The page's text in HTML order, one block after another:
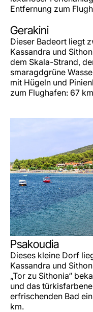
Entfernung zum
Gerakini
Dieser Badeort liegt
Kassandra und
dem Skala-Strand,
smaragdgrüne
mit Hügeln und
zum Flughafen: 67
Psakoudia
Dieses kleine Dorf
Kassandra und
„Tor zu Sithonia“
und das
erfrischenden Bad
km.